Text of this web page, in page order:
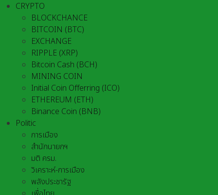
CRYPTO
BLOCKCHANCE
BITCOIN (BTC)
EXCHANGE
RIPPLE (XRP)
Bitcoin Cash (BCH)
MINING COIN
Initial Coin Offerring (ICO)
ETHEREUM (ETH)
Binance Coin (BNB)
Politic
การเมือง
สำนักนายกฯ
มติ ครม.
วิเคราะห์-การเมือง
พลังประชารัฐ